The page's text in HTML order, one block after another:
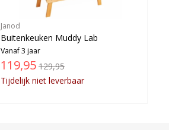
Janod
Buitenkeuken Muddy Lab
Vanaf 3 jaar
119,95 129,95
Tijdelijk niet leverbaar